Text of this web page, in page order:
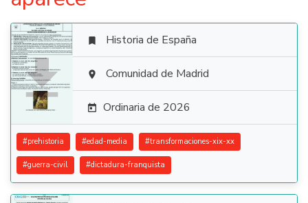

 Historia de España
 Comunidad de Madrid
 Ordinaria de 2026
#prehistoria #edad-media #transformaciones-xix-xx
#guerra-civil #dictadura-franquista